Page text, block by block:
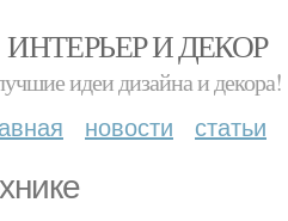
ИНТЕРЬЕР И ДЕКОР
идеи дизайна и декора!
новости статьи